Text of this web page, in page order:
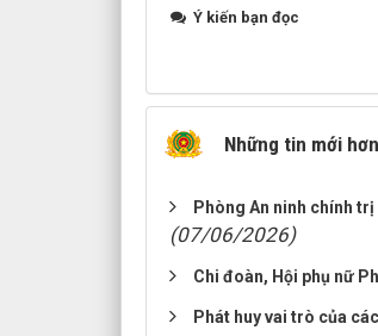
Ý kiến bạn đọc
Những tin mới hơn
Phòng An ninh chính
(07/06/2026)
Chi đoàn, Hội phụ nữ
Phát huy vai trò của